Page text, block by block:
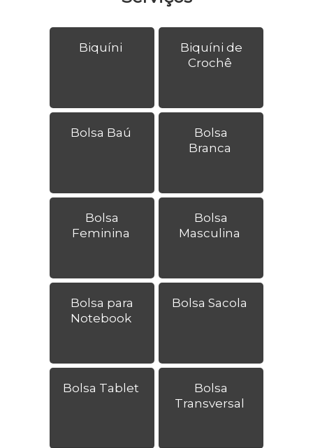
Biquíni
Biquíni de
Crochê
Bolsa Baú
Bolsa
Branca
Bolsa
Feminina
Bolsa
Masculina
Bolsa para
Notebook
Bolsa Sacola
Bolsa Tablet
Bolsa
Transversal